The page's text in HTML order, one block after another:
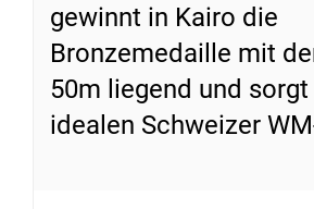
gewinnt in Kairo die
Bronzemedaille mit
50m liegend und
idealen Schweizer